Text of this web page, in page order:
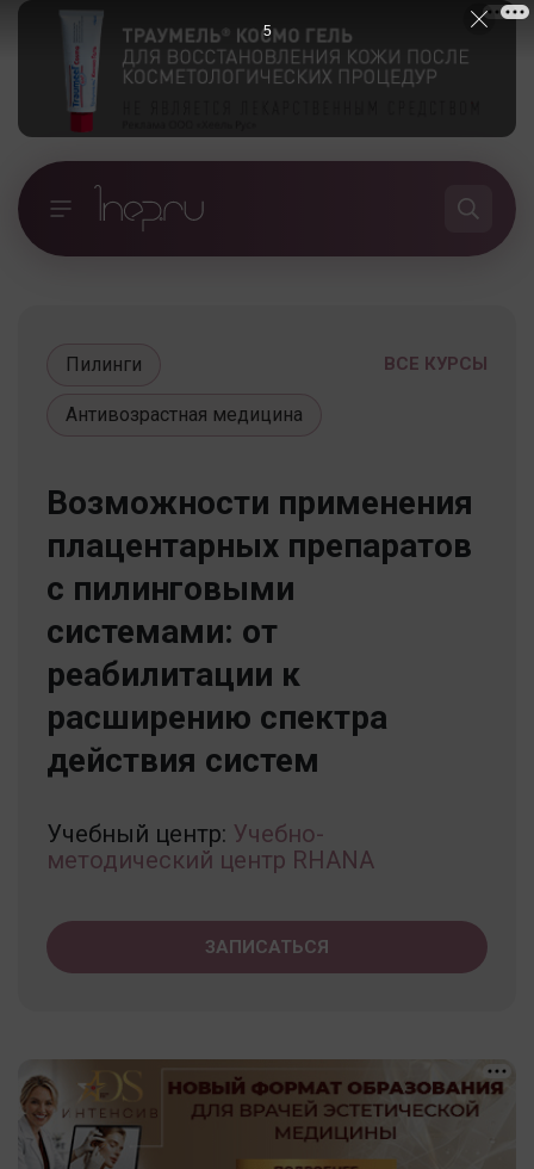
ВСЕ КУРСЫ
Пилинги
Антивозрастная медицина
Возможности применения
плацентарных препаратов
с пилинговыми
системами: от
реабилитации к
расширению спектра
действия систем
Учебный центр: Учебно-
методический центр RHANA
ЗАПИСАТЬСЯ
5